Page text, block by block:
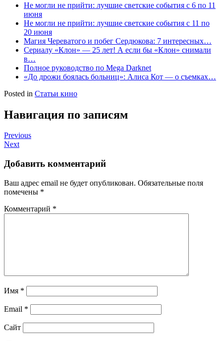
Не могли не прийти: лучшие светские события с 6 по 11
июня
Не могли не прийти: лучшие светские события с 11 по
20 июня
Магия Череватого и побег Сердюкова: 7 интересных…
Сериалу «Клон» — 25 лет! А если бы «Клон» снимали
в…
Полное руководство по Mega Darknet
«До дрожи боялась больниц»: Алиса Кот — о съемках…
Posted in Статьи кино
Навигация по записям
Previous
Next
Добавить комментарий
Ваш адрес email не будет опубликован. Обязательные поля
помечены *
Комментарий *
Имя *
Email *
Сайт